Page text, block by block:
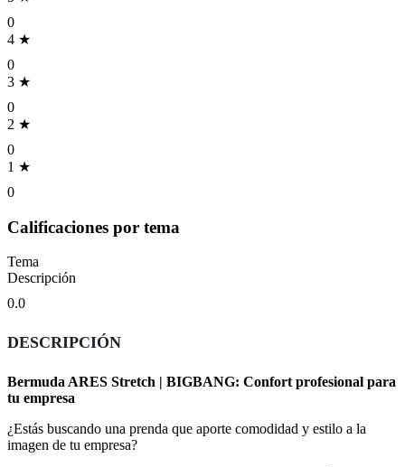
0
4 ★
0
3 ★
0
2 ★
0
1 ★
0
Calificaciones por tema
Tema
Descripción
0.0
DESCRIPCIÓN
Bermuda ARES Stretch | BIGBANG: Confort profesional para
tu empresa
¿Estás buscando una prenda que aporte comodidad y estilo a la
imagen de tu empresa?